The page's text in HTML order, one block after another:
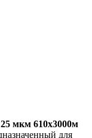
мкм 610х3000м
для